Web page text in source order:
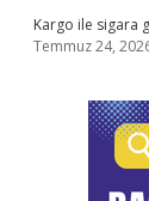
Kargo ile sigara
Temmuz 24,